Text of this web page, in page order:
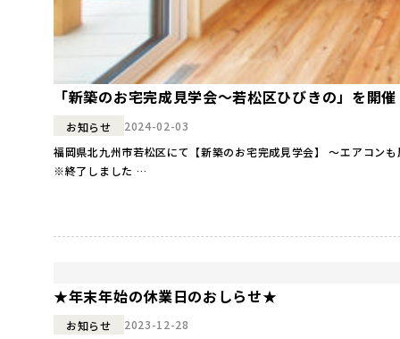
「新築のお宅完成見学会～若松区ひびきの」を開
お知らせ
2024-02-03
福岡県北九州市若松区にて【新築のお宅完成見学会】 ～エアコンも風も見えないから気持ちいい…。 “どこにいてもあたたかい！『全館暖冷房の家』完成見学会”を開催します！ ●日時●
※終了しました …
★年末年始の休業日のおしらせ★
お知らせ
2023-12-28